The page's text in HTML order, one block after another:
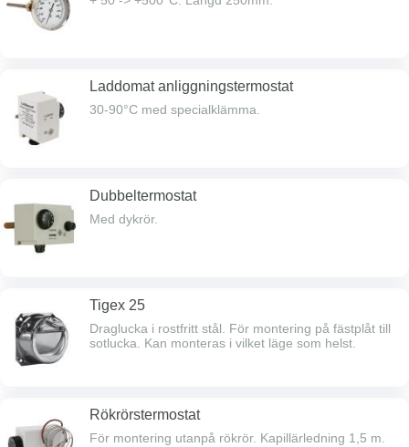
Laddomat anliggningstermostat
30-90°C med specialklämma.
Dubbeltermostat
Med dykrör.
Tigex 25
Draglucka i rostfritt stål. För montering på fästplåt till
sotlucka. Kan monteras i vilket läge som helst.
Rökrörstermostat
För montering utanpå rökrör. Kapillärledning 1,5 m.